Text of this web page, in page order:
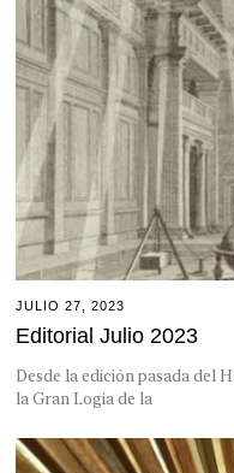
JULIO 27, 2023
Editorial Julio 2023
Desde la edición pasada del
la Gran Logia de la